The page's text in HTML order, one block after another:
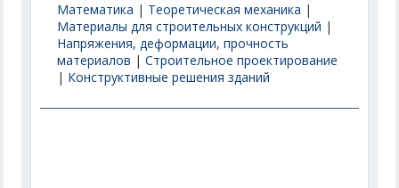
Математика | Теоретическая механика |
Материалы для строительных конструкций |
Напряжения, деформации, прочность
материалов |Строительное проектирование
| Конструктивные решения зданий